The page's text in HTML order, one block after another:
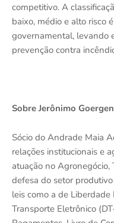
competitivo. A
baixo, médio e alto risco
governamental, levando
prevenção contra
Sobre Jerônimo Goergen
Sócio do Andrade Maia
relações institucionais e
atuação no
defesa do setor
leis como a de
Transporte Eletrônico